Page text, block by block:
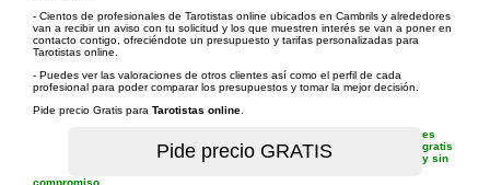
- Cientos de profesionales de Tarotistas online ubicados en Cambrils y alrededores
van a recibir un aviso con tu solicitud y los que muestren interés se van a poner en
contacto contigo, ofreciéndote un presupuesto y tarifas personalizadas para
Tarotistas online.
- Puedes ver las valoraciones de otros clientes así como el perfil de cada
profesional para poder comparar los presupuestos y tomar la mejor decisión.
Pide precio Gratis para Tarotistas online
es
gratis
y sin
compromiso